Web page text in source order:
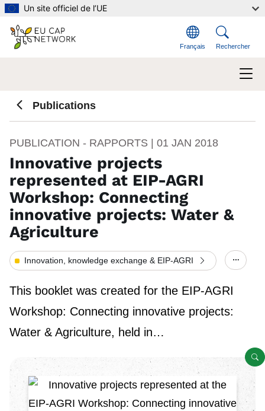
Aller au contenu principal
Un site officiel de l’UE
Français Rechercher
Publications
PUBLICATION - RAPPORTS | 01 JAN 2018
Innovative projects
represented at EIP-AGRI
Workshop: Connecting
innovative projects: Water &
Agriculture
Innovation, knowledge exchange & EIP-AGRI
This booklet was created for the EIP-AGRI
Workshop: Connecting innovative projects:
Water & Agriculture, held in…